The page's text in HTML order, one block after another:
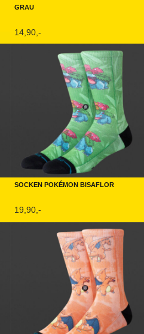
Grau
14,90,-
Socken Pokémon Bisaflor
19,90,-